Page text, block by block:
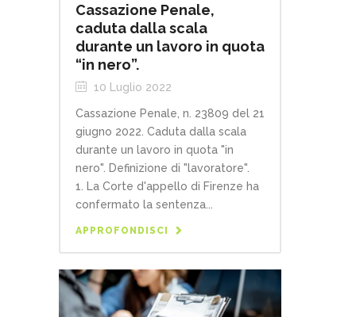
Cassazione Penale,
caduta dalla scala
durante un lavoro in quota
“in nero”.
10 Luglio 2022
Cassazione Penale, n. 23809 del 21
giugno 2022. Caduta dalla scala
durante un lavoro in quota "in
nero". Definizione di "lavoratore".
1. La Corte d'appello di Firenze ha
confermato la sentenza...
APPROFONDISCI